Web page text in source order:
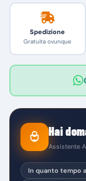
Spedizione
Gratuita ovunque
Hai
Assistente
In quanto tempo